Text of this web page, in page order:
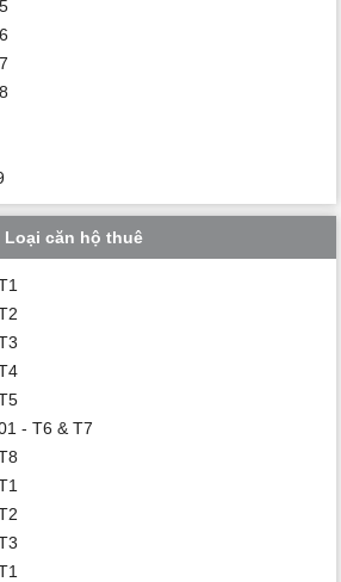
Loại căn hộ thuê
- T6 & T7